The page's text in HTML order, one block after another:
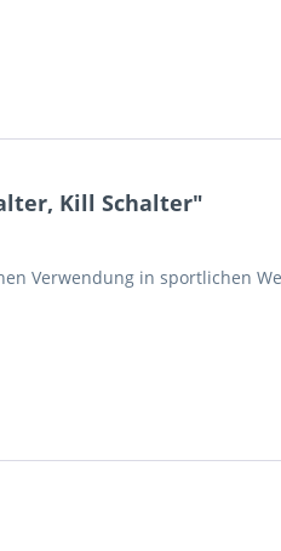
Kill Schalter"
Verwendung in sportlichen